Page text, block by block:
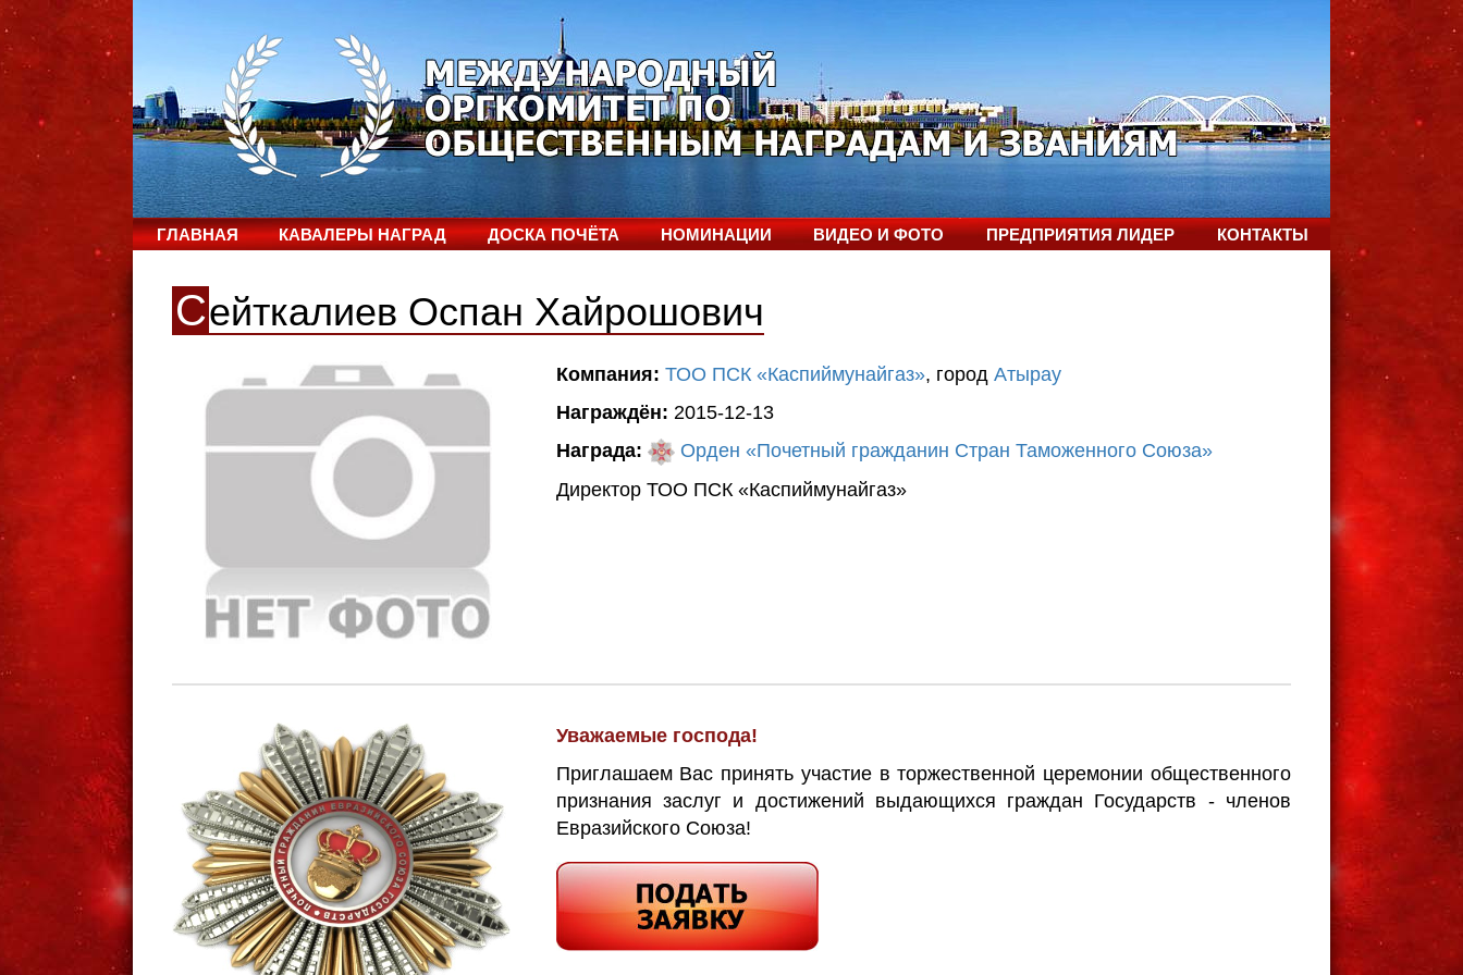
ГЛАВНАЯ КАВАЛЕРЫ НАГРАД ДОСКА ПОЧЁТА НОМИНАЦИИ ВИДЕО И ФОТО ПРЕДПРИЯТИЯ ЛИДЕР КОНТАКТЫ
Сейткалиев Оспан Хайрошович
Компания: ТОО ПСК «Каспиймунайгаз», город Атырау
Награждён: 2015-12-13
Награда:
Орден «Почетный гражданин Стран Таможенного Союза»
Директор ТОО ПСК «Каспиймунайгаз»
Уважаемые господа!
Приглашаем Вас принять участие в торжественной церемонии общественного
признания заслуг и достижений выдающихся граждан Государств - членов
Евразийского Союза!